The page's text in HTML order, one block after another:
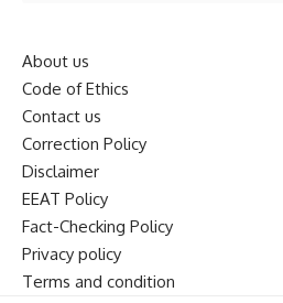
About us
Code of Ethics
Contact us
Correction Policy
Disclaimer
EEAT Policy
Fact-Checking Policy
Privacy policy
Terms and condition